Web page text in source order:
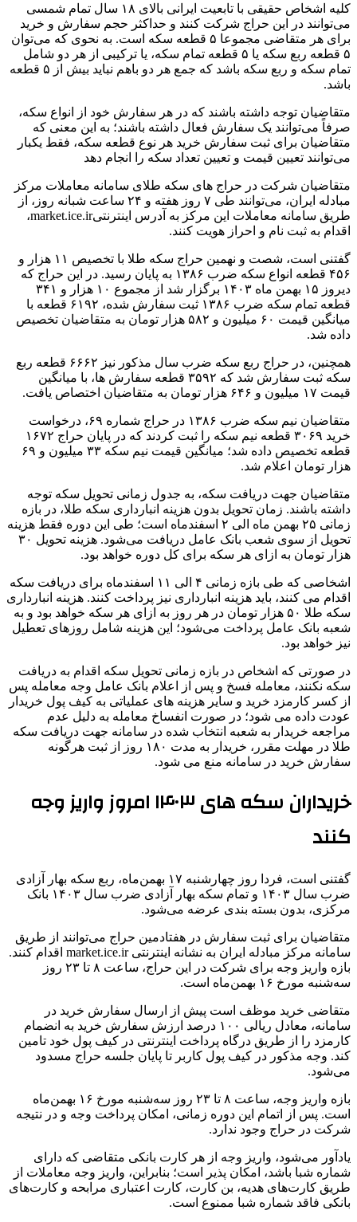
کلیه اشخاص حقیقی با تابعیت ایرانی بالای ۱۸ سال تمام شمسی
می‌توانند در این حراج شرکت کنند و حداکثر حجم سفارش و خرید
برای هر متقاضی مجموعا ۵ قطعه سکه است. به نحوی که می‌توان
۵ قطعه ربع سکه یا ۵ قطعه تمام سکه، یا ترکیبی از هر دو شامل
تمام سکه و ربع سکه باشد که جمع هر دو باهم نباید بیش از ۵ قطعه
باشد.
متقاضیان توجه داشته باشند که در هر سفارش خود از انواع سکه،
صرفاً می‌توانند یک سفارش فعال داشته باشند؛ به این معنی که
متقاضیان برای ثبت سفارش خرید هر نوع قطعه سکه، فقط یکبار
می‌توانند تعیین قیمت و تعیین تعداد سکه را انجام دهد
متقاضیان شرکت در حراج های سکه طلای سامانه معاملات مرکز
مبادله ایران، می‌توانند طی ۷ روز هفته و ۲۴ ساعت شبانه روز، از
طریق سامانه معاملات این مرکز به آدرس اینترنتیmarket.ice.ir،
اقدام به ثبت نام و احراز هویت کنند.
گفتنی است، شصت و نهمین حراج سکه طلا با تخصیص ۱۱ هزار و
۴۵۶ قطعه انواع سکه ضرب ۱۳۸۶ به پایان رسید. در این حراج که
دیروز ۱۵ بهمن ماه ۱۴۰۳ برگزار شد از مجموع ۱۰ هزار و ۳۴۱
قطعه تمام سکه ضرب ۱۳۸۶ ثبت سفارش شده، ۶۱۹۲ قطعه با
میانگین قیمت ۶۰ میلیون و ۵۸۲ هزار تومان به متقاضیان تخصیص
داده شد.
همچنین، در حراج ربع سکه ضرب سال مذکور نیز ۶۶۶۲ قطعه ربع
سکه ثبت سفارش شد که ۳۵۹۲ قطعه سفارش ها، با میانگین
قیمت ۱۷ میلیون و ۶۴۶ هزار تومان به متقاضیان اختصاص یافت.
متقاضیان نیم سکه ضرب ۱۳۸۶ در حراج شماره ۶۹، درخواست
خرید ۳۰۶۹ قطعه نیم سکه را ثبت کردند که در پایان حراج ۱۶۷۲
قطعه تخصیص داده شد؛ میانگین قیمت نیم سکه ۳۳ میلیون و ۶۹
هزار تومان اعلام شد.
متقاضیان جهت دریافت سکه، به جدول زمانی تحویل سکه توجه
داشته باشند. زمان تحویل بدون هزینه انبارداری سکه طلا، در بازه
زمانی ۲۵ بهمن ماه الی ۲ اسفندماه است؛ طی این دوره فقط هزینه
تحویل از سوی شعب بانک عامل دریافت می‌شود. هزینه تحویل ۳۰
هزار تومان به ازای هر سکه برای کل دوره خواهد بود.
اشخاصی که طی بازه زمانی ۴ الی ۱۱ اسفندماه برای دریافت سکه
اقدام می کنند، باید هزینه انبارداری نیز پرداخت کنند. هزینه انبارداری
سکه طلا ۵۰ هزار تومان در هر روز به ازای هر سکه خواهد بود و به
شعبه بانک عامل پرداخت می‌شود؛ این هزینه شامل روزهای تعطیل
نیز خواهد بود.
در صورتی که اشخاص در بازه زمانی تحویل سکه اقدام به دریافت
سکه نکنند، معامله فسخ و پس از اعلام بانک عامل وجه معامله پس
از کسر کارمزد خرید و سایر هزینه های عملیاتی به کیف پول خریدار
عودت داده می شود؛ در صورت انفساخ معامله به دلیل عدم
مراجعه خریدار به شعبه انتخاب شده در سامانه جهت دریافت سکه
طلا در مهلت مقرر، خریدار به مدت ۱۸۰ روز از ثبت هرگونه
سفارش خرید در سامانه منع می شود.
خریداران سکه های ۱۴۰۳ امروز واریز وجه
کنند
گفتنی است، فردا روز چهارشنبه ۱۷ بهمن‌ماه، ربع سکه بهار آزادی
ضرب سال ۱۴۰۳ و تمام سکه بهار آزادی ضرب سال ۱۴۰۳ بانک
مرکزی، بدون بسته بندی عرضه می‌شود.
متقاضیان برای ثبت سفارش در هفتادمین حراج می‌توانند از طریق
سامانه مرکز مبادله ایران به نشانه اینترنتی market.ice.ir اقدام کنند.
بازه واریز وجه برای شرکت در این حراج، ساعت ۸ تا ۲۳ روز
سه‌شنبه مورخ ۱۶ بهمن‌ماه است.
متقاضی خرید موظف است پیش از ارسال سفارش خرید در
سامانه، معادل ریالی ۱۰۰ درصد ارزش سفارش خرید به انضمام
کارمزد را از طریق درگاه پرداخت اینترنتی در کیف پول خود تامین
کند. وجه مذکور در کیف پول کاربر تا پایان جلسه حراج مسدود
می‌شود.
بازه واریز وجه، ساعت ۸ تا ۲۳ روز سه‌شنبه مورخ ۱۶ بهمن‌ماه
است. پس از اتمام این دوره زمانی، امکان پرداخت وجه و در نتیجه
شرکت در حراج وجود ندارد.
یادآور می‌شود، واریز وجه از هر کارت بانکی متقاضی که دارای
شماره شبا باشد، امکان پذیر است؛ بنابراین، واریز وجه معاملات از
طریق کارت‌های هدیه، بن کارت، کارت اعتباری مرابحه و کارت‌های
بانکی فاقد شماره شبا ممنوع است.